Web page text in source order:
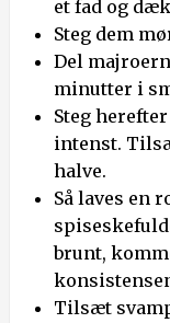
et fad og
Steg dem
Del
minutter i
Steg
intenst.
halve.
Så laves en
brunt,
Tilsæt